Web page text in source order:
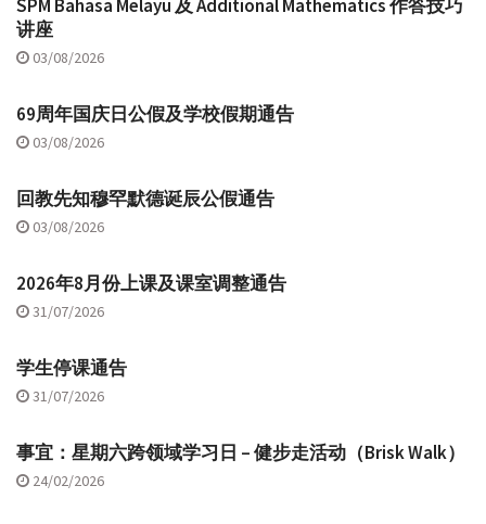
SPM Bahasa Melayu 及 Additional Mathematics 作答技巧
讲座
03/08/2026
69周年国庆日公假及学校假期通告
03/08/2026
回教先知穆罕默德诞辰公假通告
03/08/2026
2026年8月份上课及课室调整通告
31/07/2026
学生停课通告
31/07/2026
事宜：星期六跨领域学习日 – 健步走活动（Brisk Walk）
24/02/2026